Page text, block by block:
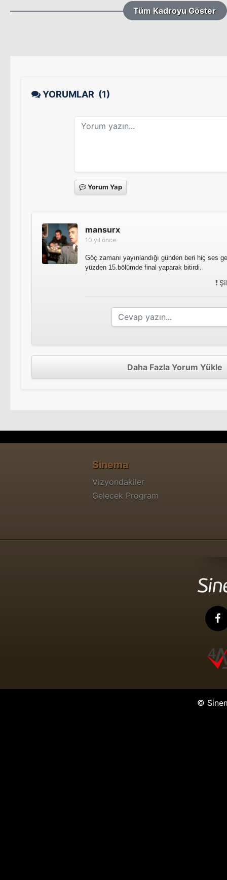
Tüm Kadroyu Göster
YORUMLAR (1)
Yorum Yap
mansurx
10 yıl önce
Göç zamanı yayınlandığı günden beri hiç ses
yüzden 15.bölümde final yaparak bitirdi.
Daha Fazla Yorum Yükle
Sinema
Vizyondakiler
Gelecek Program
©